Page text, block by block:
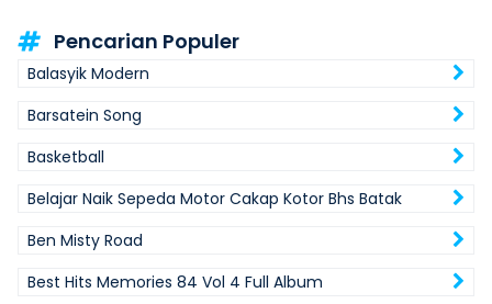
Pencarian Populer
Balasyik Modern
Barsatein Song
Basketball
Belajar Naik Sepeda Motor Cakap Kotor Bhs Batak
Ben Misty Road
Best Hits Memories 84 Vol 4 Full Album